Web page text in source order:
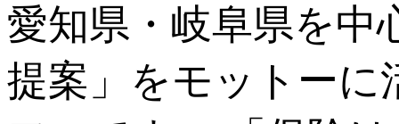
愛知県・岐阜県を中
提案」をモットーに